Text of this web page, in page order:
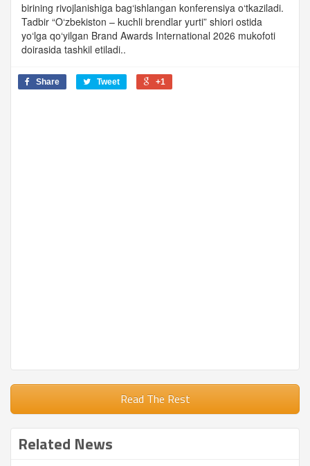
birining rivojlanishiga bag‘ishlangan konferensiya o‘tkaziladi.
Tadbir “O‘zbekiston – kuchli brendlar yurti” shiori ostida
yo‘lga qo‘yilgan Brand Awards International 2026 mukofoti
doirasida tashkil etiladi..
Share Tweet +1
Read The Rest
Related News